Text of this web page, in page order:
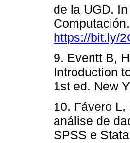
de la UGD.
https://bit.ly/
9. Everitt B,
Introduction
1st ed. New
10. Fávero
análise de
SPSS e